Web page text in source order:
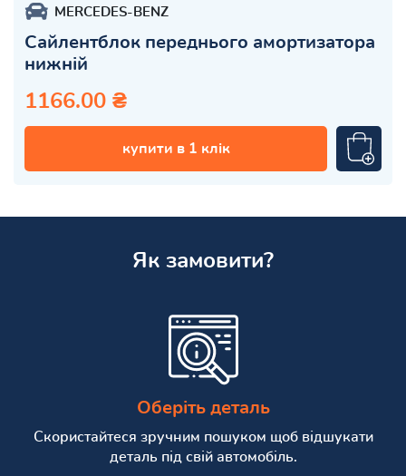
MERCEDES-BENZ
Сайлентблок переднього амортизатора
нижній
1166.00 ₴
купити в 1 клік
Як замовити?
Оберіть деталь
Скористайтеся зручним пошуком щоб відшукати
деталь під свій автомобіль.